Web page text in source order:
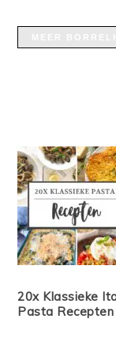
20x Klassieke
Pasta Recepten